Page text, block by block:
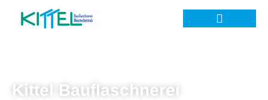
Kittel Bauflaschnerei